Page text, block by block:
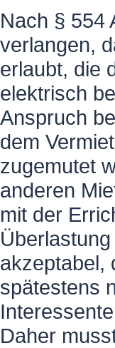
Nach § 554
verlangen,
erlaubt, die
elektrisch
Anspruch
dem
zugemutet
anderen
mit der
akzeptabel,
spätestens
Daher